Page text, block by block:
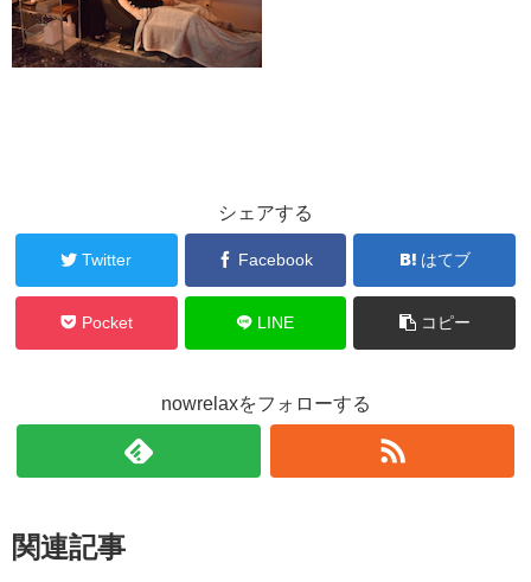
シェアする
Twitter Facebook はてブ
Pocket LINE コピー
nowrelaxをフォローする
関連記事